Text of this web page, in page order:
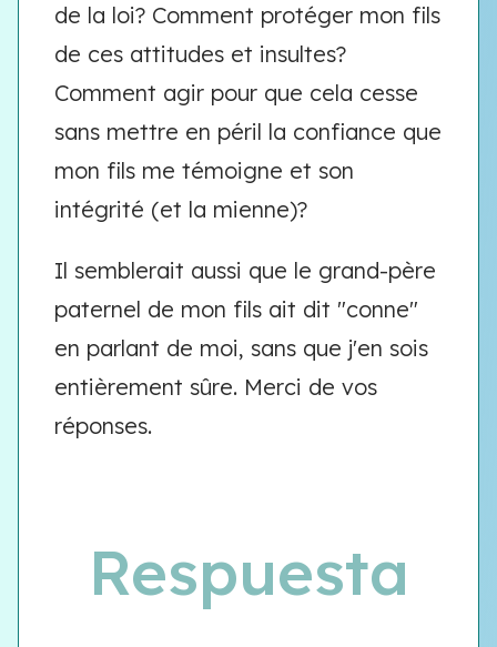
de la loi? Comment protéger mon fils
de ces attitudes et insultes?
Comment agir pour que cela cesse
sans mettre en péril la confiance que
mon fils me témoigne et son
intégrité (et la mienne)?
Il semblerait aussi que le grand-père
paternel de mon fils ait dit "conne"
en parlant de moi, sans que j'en sois
entièrement sûre. Merci de vos
réponses.
Respuesta